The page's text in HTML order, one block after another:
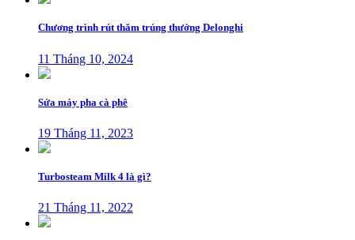
Chương trình rút thăm trúng thưởng Delonghi
11 Tháng 10, 2024
Sửa máy pha cà phê
19 Tháng 11, 2023
Turbosteam Milk 4 là gì?
21 Tháng 11, 2022